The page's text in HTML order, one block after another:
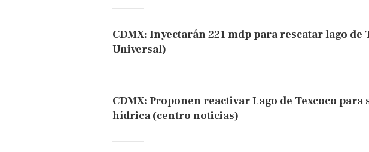
CDMX: Inyectarán 221 mdp para rescatar lago de
Universal)
CDMX: Proponen reactivar Lago de Texcoco
hídrica (centro noticias)